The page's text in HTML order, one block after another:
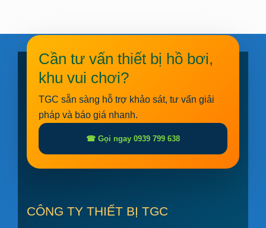
Cần tư vấn thiết bị hồ bơi,
khu vui chơi?
TGC sẵn sàng hỗ trợ khảo sát, tư vấn giải
pháp và báo giá nhanh.
☎ Gọi ngay 0939 799 638
CÔNG TY THIẾT BỊ TGC